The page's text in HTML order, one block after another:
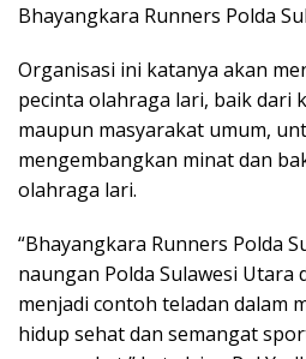
Bhayangkara Runners Polda
Organisasi ini katanya akan
pecinta olahraga lari, baik dari
maupun masyarakat umum,
mengembangkan minat dan
olahraga lari.
“Bhayangkara Runners Polda
naungan Polda Sulawesi Utara
menjadi contoh teladan dalam
hidup sehat dan semangat